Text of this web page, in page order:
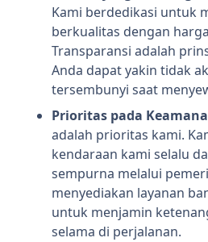
Kami berdedikasi untuk
berkualitas dengan
Transparansi adalah
Anda dapat yakin tidak
tersembunyi saat
Prioritas pada
adalah prioritas kami.
kendaraan kami selalu
sempurna melalui
menyediakan layanan
untuk menjamin
selama di perjalanan.